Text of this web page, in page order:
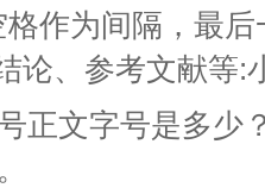
作为间隔，最
论、参考文献等:
正文字号是多少